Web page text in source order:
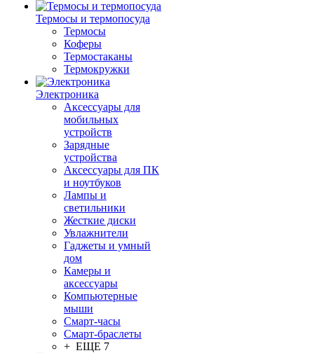
Термосы и термопосуда
Термосы
Коферы
Термостаканы
Термокружки
Электроника
Аксессуары для
мобильных
устройств
Зарядные
устройства
Аксессуары для ПК
и ноутбуков
Лампы и
светильники
Жесткие диски
Увлажнители
Гаджеты и умный
дом
Камеры и
аксессуары
Компьютерные
мыши
Смарт-часы
Смарт-браслеты
+ ЕЩЕ 7